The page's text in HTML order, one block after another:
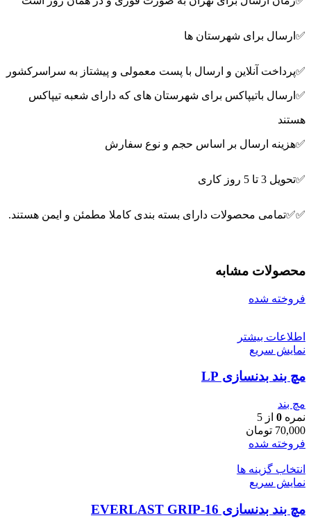
✅ارسال برای شهرستان ها
✅پرداخت آنلاین و ارسال با پست معمولی و پیشتاز به سراسرکشور
✅ارسال باتیپاکس برای شهرستان های که دارای شعبه تیپاکس
هستند
✅هزینه ارسال بر اساس حجم و نوع سفارش
✅تحویل 3 تا 5 روز کاری
✅✅تمامی محصولات دارای بسته بندی کاملا مطمئن و ایمن هستند.
محصولات مشابه
فروخته شده
اطلاعات بیشتر
نمایش سریع
مچ بند بدنسازی LP
مچ بند
نمره 0 از 5
70,000 تومان
فروخته شده
انتخاب گزینه ها
نمایش سریع
مچ بند بدنسازی EVERLAST GRIP-16